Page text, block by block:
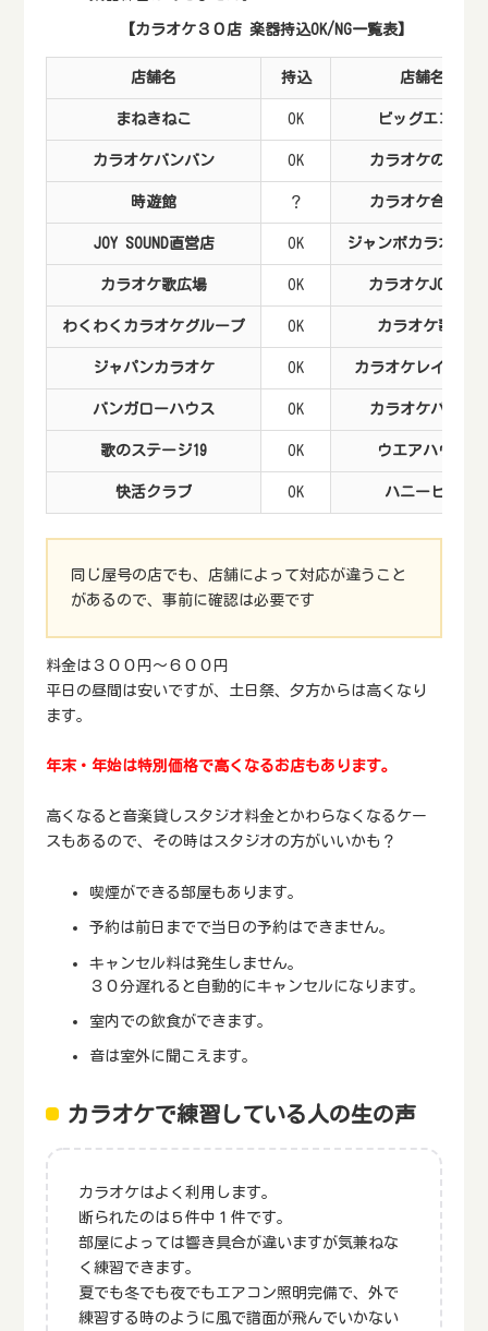
【カラオケ３０店 楽器持込OK/NG一覧表】
店舗名 持込 店舗名
まねきねこ OK ビッグエコー
カラオケバンバン OK カラオケの鉄人
時遊館 ？ カラオケ合衆国
JOY SOUND直営店 OK ジャンボカラオケ広
カラオケ歌広場 OK カラオケJOYJOY
わくわくカラオケグループ OK カラオケ歌屋
ジャパンカラオケ OK カラオケレインボ
バンガローハウス OK カラオケパセラ
歌のステージ19 OK ウエアハウス
快活クラブ OK ハニービー
同じ屋号の店でも、店舗によって対応が違うこと
があるので、事前に確認は必要です
料金は３００円～６００円
平日の昼間は安いですが、土日祭、夕方からは高くなり
ます。
年末・年始は特別価格で高くなるお店もあります。
高くなると音楽貸しスタジオ料金とかわらなくなるケー
スもあるので、その時はスタジオの方がいいかも？
喫煙ができる部屋もあります。
予約は前日までで当日の予約はできません。
キャンセル料は発生しません。
３０分遅れると自動的にキャンセルになります。
室内での飲食ができます。
音は室外に聞こえます。
カラオケで練習している人の生の声
カラオケはよく利用します。
断られたのは５件中１件です。
部屋によっては響き具合が違いますが気兼ねな
く練習できます。
夏でも冬でも夜でもエアコン照明完備で、外で
練習する時のように風で譜面が飛んでいかない